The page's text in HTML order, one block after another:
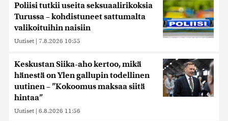
Poliisi tutkii useita seksuaalirikoksia
Turussa – kohdistuneet sattumalta
valikoituihin naisiin
Uutiset | 7.8.2026 10:55
Keskustan Siika-aho kertoo, mikä
hänestä on Ylen gallupin todellinen
uutinen – ”Kokoomus maksaa siitä
hintaa”
Uutiset | 6.8.2026 11:56